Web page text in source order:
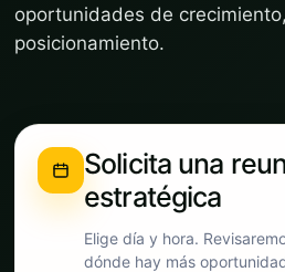
oportunidades de
posicionamiento.
Solicita una
estratégica
Elige día y hora.
dónde hay más